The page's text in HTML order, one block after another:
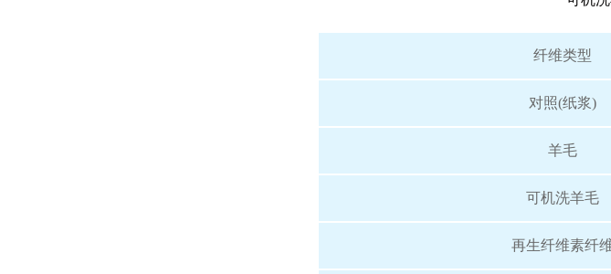
纤维类型
对照(纸浆)
羊毛
可机洗羊毛
再生纤维素纤